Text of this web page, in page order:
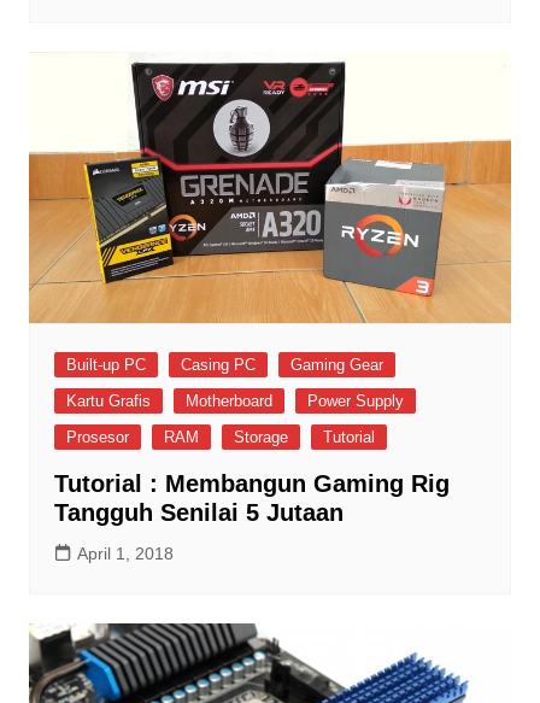
Built-up PC Casing PC
Gaming Gear
Kartu Grafis
Motherboard
Power Supply
Prosesor
RAM Storage Tutorial
Tutorial : Membangun Gaming Rig
Tangguh Senilai 5 Jutaan
April 1, 2018